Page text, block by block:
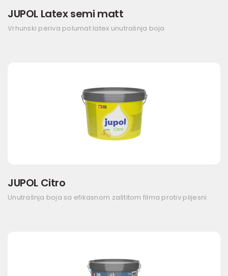
JUPOL Latex semi matt
Vrhunski periva polumat latex unutrašnja boja
JUPOL Citro
Unutrašnja boja sa efikasnom zaštitom filma protiv plijesni